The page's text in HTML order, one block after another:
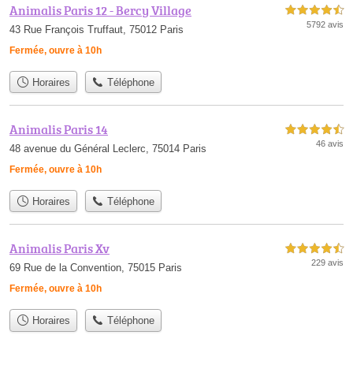
Animalis Paris 12 - Bercy Village
43 Rue François Truffaut, 75012 Paris
Fermée, ouvre à 10h
4,5 étoiles sur 5
5792 avis
Horaires Téléphone
Animalis Paris 14
48 avenue du Général Leclerc, 75014 Paris
Fermée, ouvre à 10h
4,5 étoiles sur 5
46 avis
Horaires Téléphone
Animalis Paris Xv
69 Rue de la Convention, 75015 Paris
Fermée, ouvre à 10h
4,5 étoiles sur 5
229 avis
Horaires Téléphone